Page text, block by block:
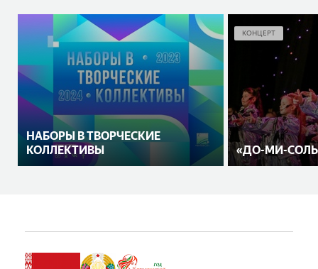
НАБОРЫ В ТВОРЧЕСКИЕ
КОЛЛЕКТИВЫ
КОНЦЕРТ
«ДО-МИ-